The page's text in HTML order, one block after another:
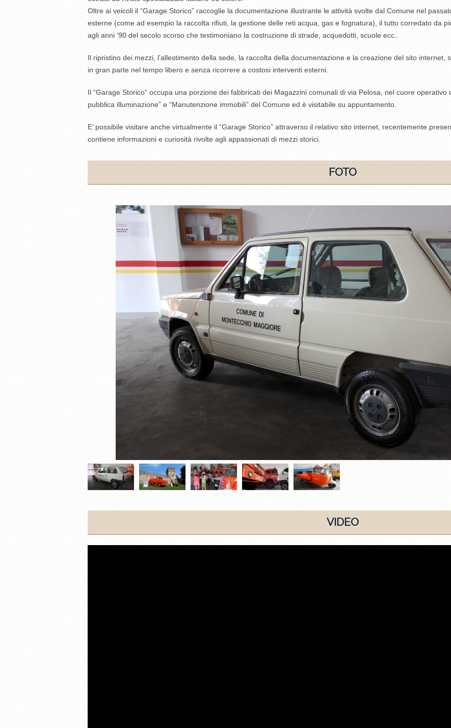
Oltre ai veicoli il “Garage Storico” raccoglie la documentazione illustrante le attività svolte dal Comune nel
esterne (come ad esempio la raccolta rifiuti, la gestione delle reti acqua, gas e fognatura), il tutto corredato da
agli anni ‘90 del secolo scorso che testimoniano la costruzione di strade, acquedotti, scuole ecc..
Il ripristino dei mezzi, l’allestimento della sede, la raccolta della documentazione e la creazione del sito internet,
in gran parte nel tempo libero e senza ricorrere a costosi interventi esterni.
Il “Garage Storico” occupa una porzione dei fabbricati dei Magazzini comunali di via Pelosa, nel cuore
pubblica illuminazione” e “Manutenzione immobili” del Comune ed è visitabile su appuntamento.
E’ possibile visitare anche virtualmente il “Garage Storico” attraverso il relativo sito internet, recentemente
contiene informazioni e curiosità rivolte agli appassionati di mezzi storici.
FOTO
VIDEO